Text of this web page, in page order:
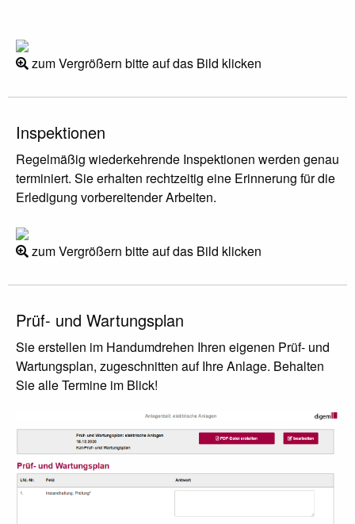
zum Vergrößern bitte auf das Bild klicken
Inspektionen
Regelmäßig wiederkehrende Inspektionen werden genau
terminiert. Sie erhalten rechtzeitig eine Erinnerung für die
Erledigung vorbereitender Arbeiten.
zum Vergrößern bitte auf das Bild klicken
Prüf- und Wartungsplan
Sie erstellen im Handumdrehen Ihren eigenen Prüf- und
Wartungsplan, zugeschnitten auf Ihre Anlage. Behalten
Sie alle Termine im Blick!